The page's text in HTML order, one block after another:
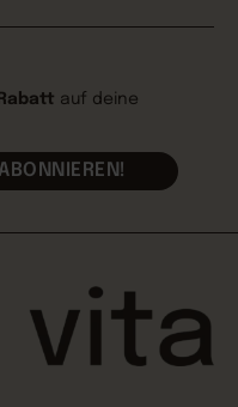
auf deine